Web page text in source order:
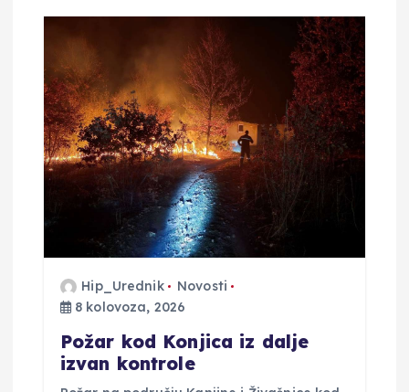
Hip_Urednik
Novosti
8 kolovoza, 2026
Požar kod Konjica iz dalje
izvan kontrole